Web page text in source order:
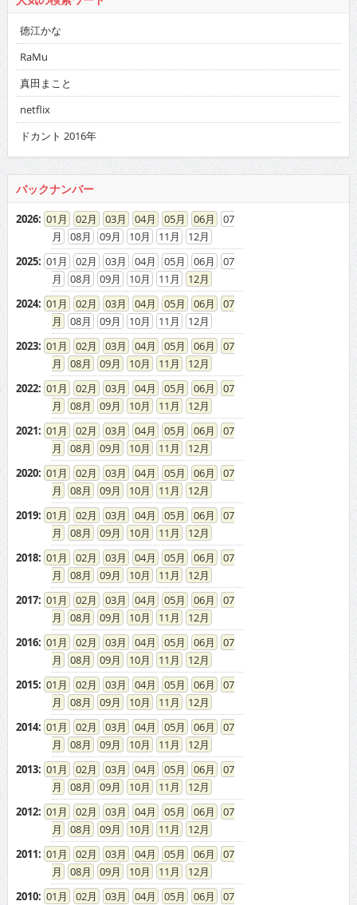
徳江かな
RaMu
真田まこと
netflix
ドカント 2016年
バックナンバー
2026: 01 02 03 04 05 06
07
08
09 10 11
12
2025: 01 02 03 04 05 06
07
08
09 10 11
12
2024: 01 02 03 04 05 06
07
08
09 10 11
12
2023: 01 02 03 04 05 06
07
08
09 10 11
12
2022: 01 02 03 04 05 06
07
08
09 10 11
12
2021: 01 02 03 04 05 06
07
08
09 10 11
12
2020: 01 02 03 04 05 06
07
08
09 10 11
12
2019: 01 02 03 04 05 06
07
08
09 10 11
12
2018: 01 02 03 04 05 06
07
08
09 10 11
12
2017: 01 02 03 04 05 06
07
08
09 10 11
12
2016: 01 02 03 04 05 06
07
08
09 10 11
12
2015: 01 02 03 04 05 06
07
08
09 10 11
12
2014: 01 02 03 04 05 06
07
08
09 10 11
12
2013: 01 02 03 04 05 06
07
08
09 10 11
12
2012: 01 02 03 04 05 06
07
08
09 10 11
12
2011: 01 02 03 04 05 06
07
08
09 10 11
12
2010: 01 02 03 04 05 06
07